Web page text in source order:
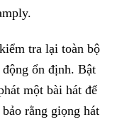
tra lại toàn bộ
động ổn định. Bật
một bài hát để
rằng giọng hát